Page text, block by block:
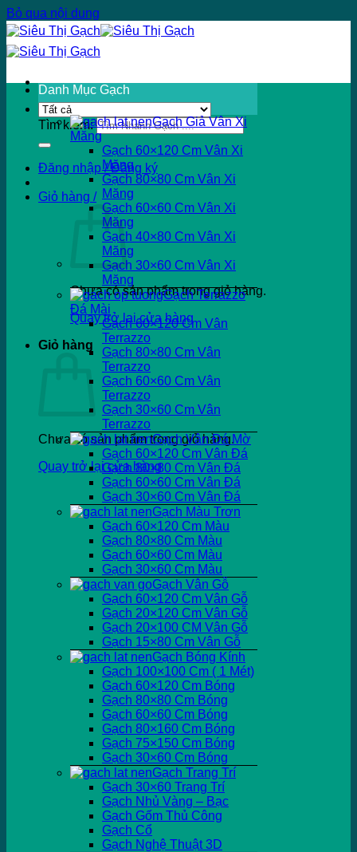
Bỏ qua nội dung
Tìm kiếm:
Đăng nhập / Đăng ký
Giỏ hàng /
Chưa có sản phẩm trong giỏ hàng.
Quay trở lại cửa hàng
Giỏ hàng
Chưa có sản phẩm trong giỏ hàng.
Quay trở lại cửa hàng
Danh Mục Gạch
Gạch Giả Vân Xi
Măng
Gạch 60×120 Cm Vân Xi
Măng
Gạch 80×80 Cm Vân Xi
Măng
Gạch 60×60 Cm Vân Xi
Măng
Gạch 40×80 Cm Vân Xi
Măng
Gạch 30×60 Cm Vân Xi
Măng
Gạch Terrazzo
Đá Mài
Gạch 60×120 Cm Vân
Terrazzo
Gạch 80×80 Cm Vân
Terrazzo
Gạch 60×60 Cm Vân
Terrazzo
Gạch 30×60 Cm Vân
Terrazzo
Gạch Vân Đá Mờ
Gạch 60×120 Cm Vân Đá
Gạch 80×80 Cm Vân Đá
Gạch 60×60 Cm Vân Đá
Gạch 30×60 Cm Vân Đá
Gạch Màu Trơn
Gạch 60×120 Cm Màu
Gạch 80×80 Cm Màu
Gạch 60×60 Cm Màu
Gạch 30×60 Cm Màu
Gạch Vân Gỗ
Gạch 60×120 Cm Vân Gỗ
Gạch 20×120 Cm Vân Gỗ
Gạch 20×100 CM Vân Gỗ
Gạch 15×80 Cm Vân Gỗ
Gạch Bóng Kính
Gạch 100×100 Cm ( 1 Mét)
Gạch 60×120 Cm Bóng
Gạch 80×80 Cm Bóng
Gạch 60×60 Cm Bóng
Gạch 80×160 Cm Bóng
Gạch 75×150 Cm Bóng
Gạch 30×60 Cm Bóng
Gạch Trang Trí
Gạch 30×60 Trang Trí
Gạch Nhủ Vàng – Bạc
Gạch Gốm Thủ Công
Gạch Cổ
Gạch Nghệ Thuật 3D